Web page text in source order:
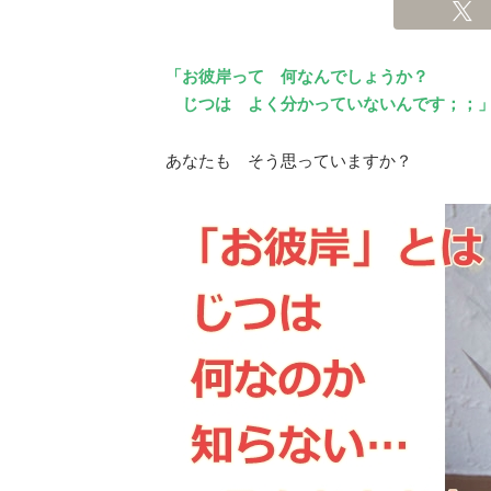
「お彼岸って 何なんでしょうか？
じつは よく分かっていないんです；；
あなたも そう思っていますか？